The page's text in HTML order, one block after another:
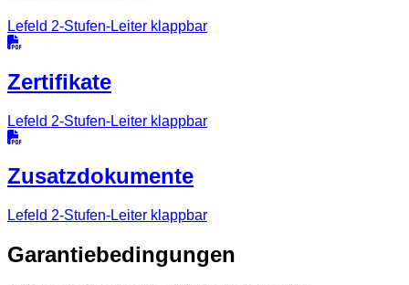
Lefeld 2-Stufen-Leiter klappbar
Zertifikate
Lefeld 2-Stufen-Leiter klappbar
Zusatzdokumente
Lefeld 2-Stufen-Leiter klappbar
Garantiebedingungen